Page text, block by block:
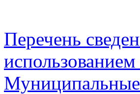
Перечень
Муниципальные